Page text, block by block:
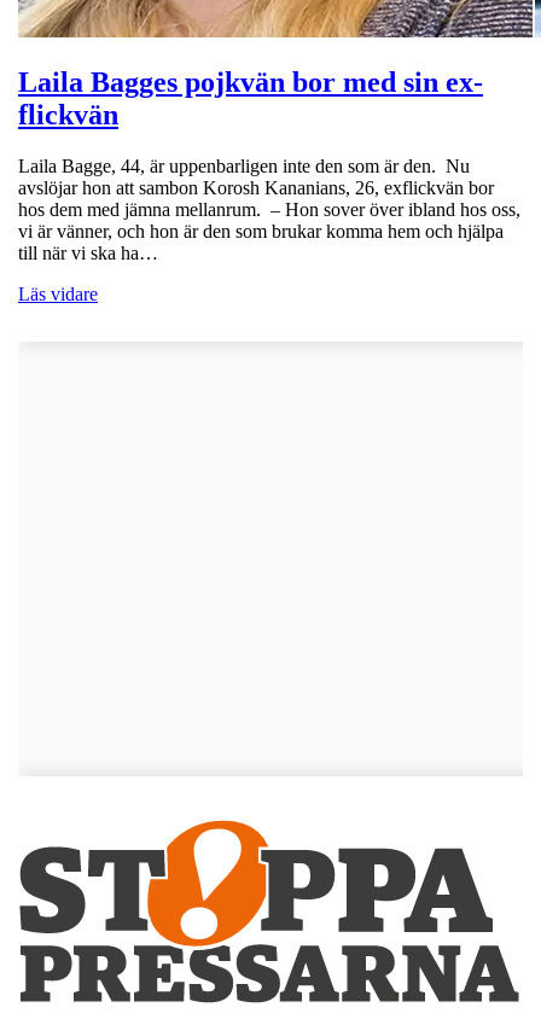
Laila Bagges pojkvän bor med sin ex-
flickvän
Laila Bagge, 44, är uppenbarligen inte den som är den. Nu
avslöjar hon att sambon Korosh Kananians, 26, exflickvän bor
hos dem med jämna mellanrum. – Hon sover över ibland hos oss,
vi är vänner, och hon är den som brukar komma hem och hjälpa
till när vi ska ha…
Läs vidare